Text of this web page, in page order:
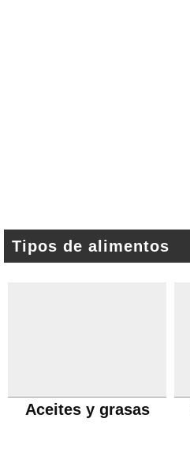
Tipos de alimentos
Aceites y grasas